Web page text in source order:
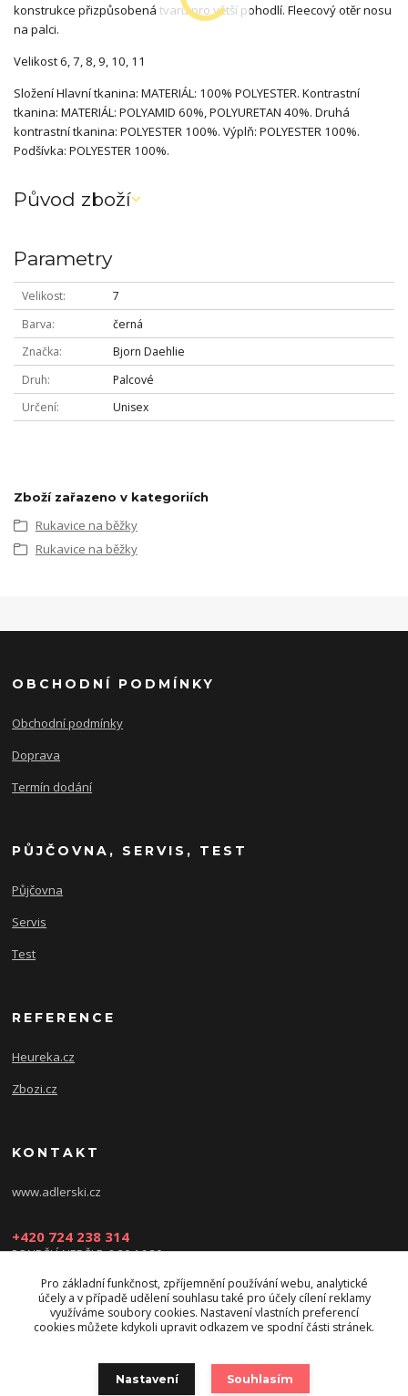
konstrukce přizpůsobená tvaru pro větší pohodlí. Fleecový otěr nosu
na palci.
Velikost 6, 7, 8, 9, 10, 11
Složení Hlavní tkanina: MATERIÁL: 100% POLYESTER. Kontrastní
tkanina: MATERIÁL: POLYAMID 60%, POLYURETAN 40%. Druhá
kontrastní tkanina: POLYESTER 100%. Výplň: POLYESTER 100%.
Podšívka: POLYESTER 100%.
Původ zboží
Parametry
Velikost
7
Barva
černá
Značka
Bjorn Daehlie
Druh
Palcové
Určení
Unisex
Zboží zařazeno v kategoriích
Rukavice na běžky
Rukavice na běžky
OBCHODNÍ PODMÍNKY
Obchodní podmínky
Doprava
Termín dodání
PŮJČOVNA, SERVIS, TEST
Půjčovna
Servis
Test
REFERENCE
Heureka.cz
Zbozi.cz
KONTAKT
www.adlerski.cz
+420 724 238 314
PONDĚLÍ-NEDĚLE: 8:30-16:30
eshop@adler-ski.cz
Pro základní funkčnost, zpříjemnění používání webu, analytické
účely a v případě udělení souhlasu také pro účely cílení reklamy
využíváme soubory cookies. Nastavení vlastních preferencí
cookies můžete kdykoli upravit odkazem ve spodní části stránek.
Nastavení Souhlasím